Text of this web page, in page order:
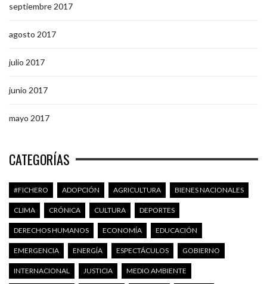
septiembre 2017
agosto 2017
julio 2017
junio 2017
mayo 2017
CATEGORÍAS
#FICHERO ADOPCIÓN AGRICULTURA BIENES NACIONALES
CLIMA CRÓNICA CULTURA DEPORTES
DERECHOS HUMANOS ECONOMÍA EDUCACIÓN
EMERGENCIA ENERGÍA ESPECTÁCULOS GOBIERNO
INTERNACIONAL JUSTICIA MEDIO AMBIENTE